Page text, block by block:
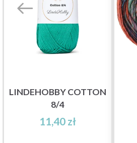
LINDEHOBBY COTTON
8/4
11,40 zł